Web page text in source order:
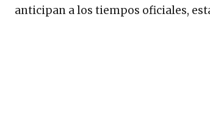
anticipan a los tiempos oficiales,